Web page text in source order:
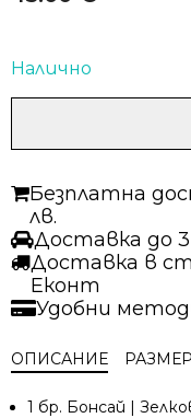
Налично
|
Зелкова
(Zelkova)
Безплатна
лв.
Доставка до
Доставка в
Еконт
Удобни
ОПИСАНИЕ
1 бр. Бонсай |